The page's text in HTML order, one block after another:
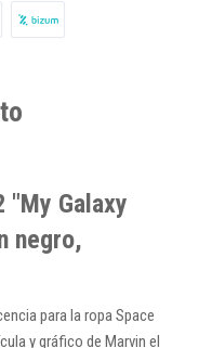
"My Galaxy
negro,
para la ropa Space
y gráfico de Marvin el